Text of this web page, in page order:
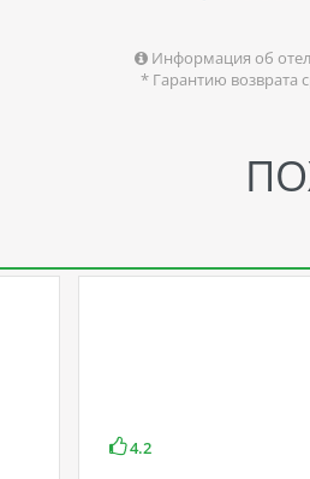
Информация об
* Гарантию возврата
4.2